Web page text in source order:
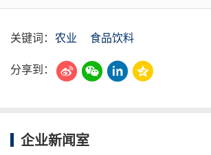
关键词： 农业
食品饮料
分享到：
企业新闻室